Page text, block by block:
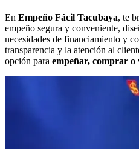
En Empeño Fácil Tacubaya, te
empeño segura y conveniente,
necesidades de financiamiento y
transparencia y la atención al
opción para empeñar, comprar o